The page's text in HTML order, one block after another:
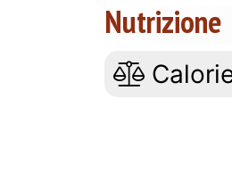
Nutrizione